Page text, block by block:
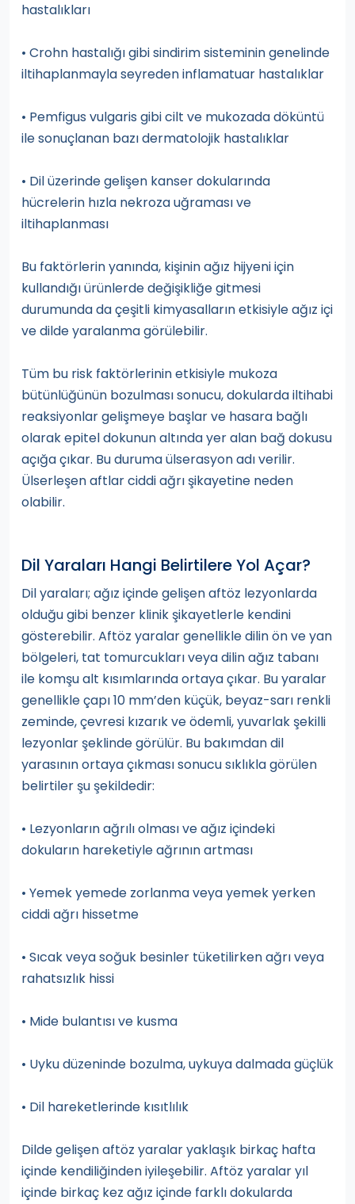
hastalıkları
• Crohn hastalığı gibi sindirim sisteminin genelinde
iltihaplanmayla seyreden inflamatuar hastalıklar
• Pemfigus vulgaris gibi cilt ve mukozada döküntü
ile sonuçlanan bazı dermatolojik hastalıklar
• Dil üzerinde gelişen kanser dokularında
hücrelerin hızla nekroza uğraması ve
iltihaplanması
Bu faktörlerin yanında, kişinin ağız hijyeni için
kullandığı ürünlerde değişikliğe gitmesi
durumunda da çeşitli kimyasalların etkisiyle ağız içi
ve dilde yaralanma görülebilir.
Tüm bu risk faktörlerinin etkisiyle mukoza
bütünlüğünün bozulması sonucu, dokularda iltihabi
reaksiyonlar gelişmeye başlar ve hasara bağlı
olarak epitel dokunun altında yer alan bağ dokusu
açığa çıkar. Bu duruma ülserasyon adı verilir.
Ülserleşen aftlar ciddi ağrı şikayetine neden
olabilir.
Dil Yaraları Hangi Belirtilere Yol Açar?
Dil yaraları; ağız içinde gelişen aftöz lezyonlarda
olduğu gibi benzer klinik şikayetlerle kendini
gösterebilir. Aftöz yaralar genellikle dilin ön ve yan
bölgeleri, tat tomurcukları veya dilin ağız tabanı
ile komşu alt kısımlarında ortaya çıkar. Bu yaralar
genellikle çapı 10 mm’den küçük, beyaz-sarı renkli
zeminde, çevresi kızarık ve ödemli, yuvarlak şekilli
lezyonlar şeklinde görülür. Bu bakımdan dil
yarasının ortaya çıkması sonucu sıklıkla görülen
belirtiler şu şekildedir:
• Lezyonların ağrılı olması ve ağız içindeki
dokuların hareketiyle ağrının artması
• Yemek yemede zorlanma veya yemek yerken
ciddi ağrı hissetme
• Sıcak veya soğuk besinler tüketilirken ağrı veya
rahatsızlık hissi
• Mide bulantısı ve kusma
• Uyku düzeninde bozulma, uykuya dalmada güçlük
• Dil hareketlerinde kısıtlılık
Dilde gelişen aftöz yaralar yaklaşık birkaç hafta
içinde kendiliğinden iyileşebilir. Aftöz yaralar yıl
içinde birkaç kez ağız içinde farklı dokularda